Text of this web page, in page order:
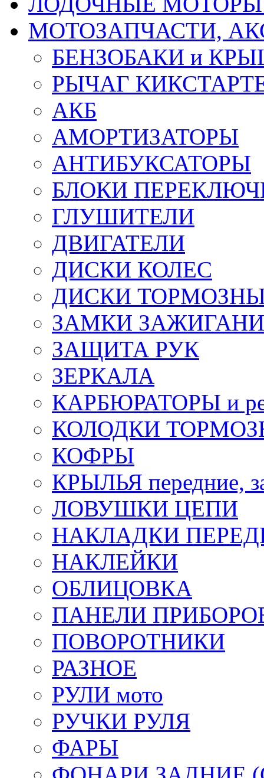
МОТОЗАПЧАСТИ,
БЕНЗОБАКИ и
РЫЧАГ
АКБ
АМОРТИЗАТОРЫ
АНТИБУКСАТОРЫ
БЛОКИ
ГЛУШИТЕЛИ
ДВИГАТЕЛИ
ДИСКИ КОЛЕС
ДИСКИ
ЗАМКИ
ЗАЩИТА РУК
ЗЕРКАЛА
КАРБЮРАТОРЫ и
КОЛОДКИ
КОФРЫ
КРЫЛЬЯ передние,
ЛОВУШКИ ЦЕПИ
НАКЛАДКИ
НАКЛЕЙКИ
ОБЛИЦОВКА
ПАНЕЛИ
ПОВОРОТНИКИ
РАЗНОЕ
РУЛИ мото
РУЧКИ РУЛЯ
ФАРЫ